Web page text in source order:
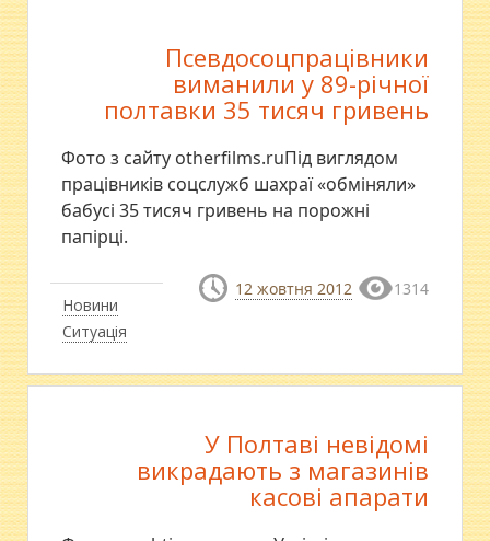
Новини
Ситуація
Псевдосоцпрацівники
виманили у 89-річної
полтавки 35 тисяч гривень
Фото з сайту otherfilms.ruПід виглядом
працівників соцслужб шахраї «обміняли»
бабусі 35 тисяч гривень на порожні
папірці.
12 жовтня 2012 1314
У Полтаві невідомі
викрадають з магазинів
касові апарати